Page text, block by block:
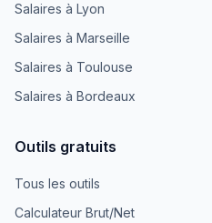
Salaires à Lyon
Salaires à Marseille
Salaires à Toulouse
Salaires à Bordeaux
Outils gratuits
Tous les outils
Calculateur Brut/Net